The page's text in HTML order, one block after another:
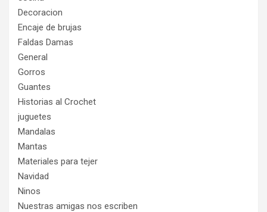
Decoracion
Encaje de brujas
Faldas Damas
General
Gorros
Guantes
Historias al Crochet
juguetes
Mandalas
Mantas
Materiales para tejer
Navidad
Ninos
Nuestras amigas nos escriben